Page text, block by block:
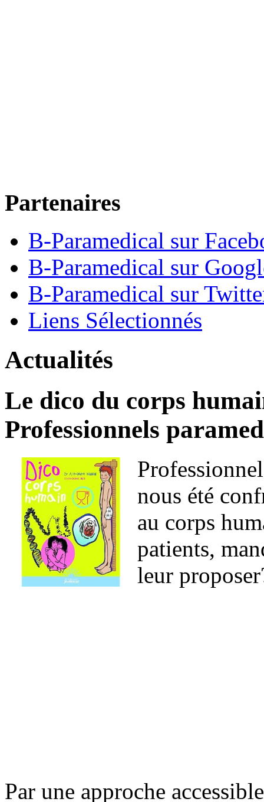
Partenaires
B-Paramedical sur
B-Paramedical sur
B-Paramedical sur
Liens Sélectionnés
Actualités
Le dico du corps
Professionnels
nous été
au corps
patients,
leur
Par une approche